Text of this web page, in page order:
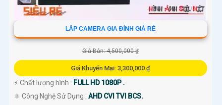
LẮP CAMERA GIA ĐÌNH GIÁ RẺ
Giá Bán: 4,500,000 ₫
Giá Khuyến Mại: 3,300,000 ₫
️⚡ Chất lượng hình : FULL HD 1080P .
⚛️ Công Nghệ Sử Dụng : AHD CVI TVI BCS.